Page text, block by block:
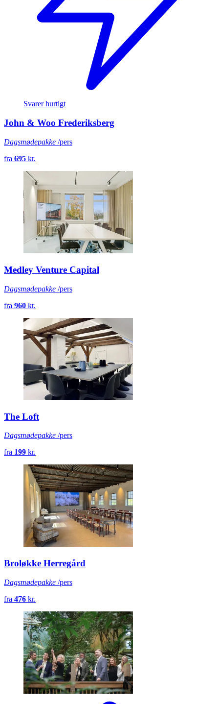
Svarer hurtigt
John & Woo Frederiksberg
Dagsmødepakke /pers
fra 695 kr.
Medley Venture Capital
Dagsmødepakke /pers
fra 960 kr.
The Loft
Dagsmødepakke /pers
fra 199 kr.
Broløkke Herregård
Dagsmødepakke /pers
fra 476 kr.